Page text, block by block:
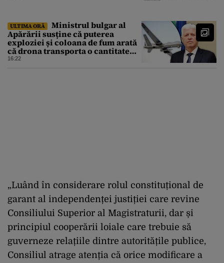
ULTIMA ORĂ
Ministrul bulgar al
Apărării susține că puterea
exploziei și coloana de fum arată
că drona transporta o cantitate
semnificativă de exploziv
16:22
„Luând în considerare rolul constituțional de
garant al independenței justiției care revine
Consiliului Superior al Magistraturii, dar și
principiul cooperării loiale care trebuie să
guverneze relațiile dintre autoritățile publice,
Consiliul atrage atenția că orice modificare a